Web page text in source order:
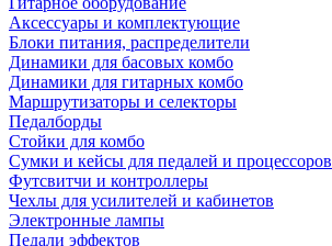
Аксессуары и комплектующие
Блоки питания, распределители
Динамики для басовых комбо
Динамики для гитарных комбо
Маршрутизаторы и селекторы
Педалборды
Стойки для комбо
Сумки и кейсы для педалей и процессоров
Футсвитчи и контроллеры
Чехлы для усилителей и кабинетов
Электронные лампы
Педали эффектов